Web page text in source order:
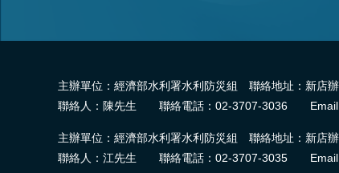
主辦單位：經濟部水利署水利防災組 聯絡地址：新店
聯絡人：陳先生 聯絡電話：02-3707-3036 Email
主辦單位：經濟部水利署水利防災組 聯絡地址：新店
聯絡人：江先生 聯絡電話：02-3707-3035 Email